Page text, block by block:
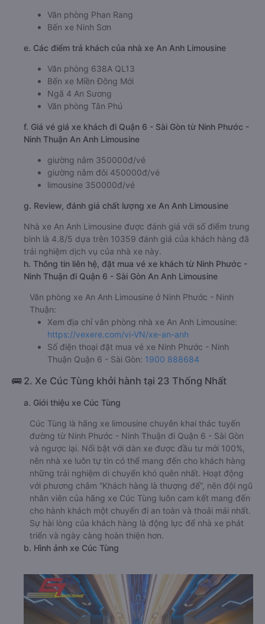
Văn phòng Phan Rang
Bến xe Ninh Sơn
e. Các điểm trả khách của nhà xe An Anh Limousine
Văn phòng 638A QL13
Bến xe Miền Đông Mới
Ngã 4 An Sương
Văn phòng Tân Phú
f. Giá vé giá xe khách đi Quận 6 - Sài Gòn từ Ninh Phước -
Ninh Thuận An Anh Limousine
giường nằm 350000đ/vé
giường nằm đôi 450000đ/vé
limousine 350000đ/vé
g. Review, đánh giá chất lượng xe An Anh Limousine
Nhà xe An Anh Limousine được đánh giá với số điểm trung
bình là 4.8/5 dựa trên 10359 đánh giá của khách hàng đã
trải nghiệm dịch vụ của nhà xe này.
h. Thông tin liên hệ, đặt mua vé xe khách từ Ninh Phước -
Ninh Thuận đi Quận 6 - Sài Gòn An Anh Limousine
Văn phòng xe An Anh Limousine ở Ninh Phước - Ninh
Thuận:
Xem địa chỉ văn phòng nhà xe An Anh Limousine:
https://vexere.com/vi-VN/xe-an-anh
Số điện thoại đặt mua vé xe Ninh Phước - Ninh
Thuận Quận 6 - Sài Gòn: 1900 888684
🚌 2. Xe Cúc Tùng khởi hành tại 23 Thống Nhất
a. Giới thiệu xe Cúc Tùng
Cúc Tùng là hãng xe limousine chuyên khai thác tuyến
đường từ Ninh Phước - Ninh Thuận đi Quận 6 - Sài Gòn
và ngược lại. Nổi bật với dàn xe được đầu tư mới 100%,
nên nhà xe luôn tự tin có thể mang đến cho khách hàng
những trải nghiệm di chuyển khó quên nhất. Hoạt động
với phương châm “Khách hàng là thượng đế”, nên đội ngũ
nhân viên của hãng xe Cúc Tùng luôn cam kết mang đến
cho hành khách một chuyến đi an toàn và thoải mái nhất.
Sự hài lòng của khách hàng là động lực để nhà xe phát
triển và ngày càng hoàn thiện hơn.
b. Hình ảnh xe Cúc Tùng